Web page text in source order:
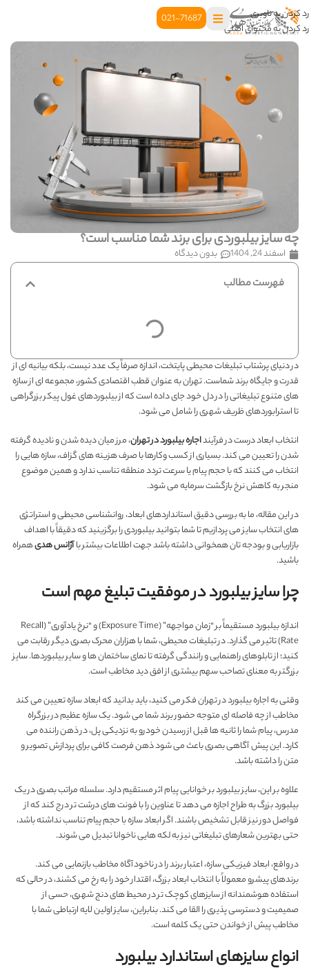
رد کردن به ناوبری
رد کردن به محتوای اصلی
021-71687
چه سایز بیلبوردی برای برند شما مناسب است؟
اسفند 24, 1404 بدون دیدگاه
فهرست مطالب
در دنیای پرشتاب تبلیغات محیطی پایتخت، اندازه صرفاً یک عدد نیست، بلکه بیانیه ای از
قدرت و جایگاه برند شماست. تهران به عنوان قطب اقتصادی کشور، مجموعه ای از سازه
های متنوع تبلیغاتی را در دل خود جای داده است که از بیلبوردهای غول پیکر بزرگراهی
تا استرابوردهای ظریف شهری را شامل می شود.
انتخاب ابعاد درست در فرآینداجاره بیلبورد در تهران، مرز میان دیده شدن و نادیده گرفته
شدن را تعیین می کند. بسیاری از کسب وکارها با صرف هزینه های گزاف، سازه هایی را
انتخاب می کنند که با حجم پیام یا سرعت تردد منطقه تناسب ندارد و همین موضوع
منجر به کاهش نرخ بازگشت سرمایه می شود.
در این مقاله، ما به بررسی دقیق استانداردهای ابعاد، روانشناسی محیطی و استراتژی
های انتخاب سایز می پردازیم تا شما بتوانید بیلبوردی را برگزینید که دقیقاً با اهداف
بازاریابی و بودجه تان همخوانی داشته باشد جهت اطلاعات بیشتر باآژانس هدیهمراه
باشید.
چرا سایز بیلبورد در موفقیت تبلیغ مهم است
اندازه بیلبورد مستقیماً بر “زمان مواجهه” (Exposure Time) و “نرخ یادآوری” (Recall
Rate) تاثیر می گذارد. در تبلیغات محیطی، شما با هزاران محرک بصری دیگر رقابت می
کنید؛ از تابلوهای راهنمایی و رانندگی گرفته تا نمای ساختمان ها و سایر بیلبوردها. سایز
بزرگتر به معنای تصاحب سهم بیشتری از افق دید مخاطب است.
وقتی به اجاره بیلبورد در تهران فکر می کنید، باید بدانید که ابعاد سازه تعیین می کند
مخاطب از چه فاصله ای متوجه حضور برند شما می شود. یک سازه عظیم در بزرگراه
مدرس، پیام شما را ثانیه ها قبل از رسیدن خودرو به نزدیکی پل، در ذهن راننده می
کارد. این پیش آگاهی بصری باعث می شود ذهن فرصت کافی برای پردازش تصویر و
متن را داشته باشد.
علاوه بر این، سایز بیلبورد بر خوانایی پیام اثر مستقیم دارد. سلسله مراتب بصری در یک
بیلبورد بزرگ به طراح اجازه می دهد تا عناوین را با فونت های درشت تر درج کند که از
فواصل دور نیز قابل تشخیص باشند. اگر ابعاد سازه با حجم پیام تناسب نداشته باشد،
حتی بهترین شعارهای تبلیغاتی نیز به لکه هایی ناخوانا تبدیل می شوند.
در واقع، ابعاد فیزیکی سازه، اعتبار برند را در ناخودآگاه مخاطب بازنمایی می کند.
برندهای پیشرو معمولاً با انتخاب ابعاد بزرگ، اقتدار خود را به رخ می کشند، در حالی که
استفاده هوشمندانه از سایزهای کوچک تر در محیط های دنج شهری، حسی از
صمیمیت و دسترسی پذیری را القا می کند. بنابراین، سایز اولین لایه ارتباطی شما با
مخاطب پیش از خواندن حتی یک کلمه است.
انواع سایزهای استاندارد بیلبورد